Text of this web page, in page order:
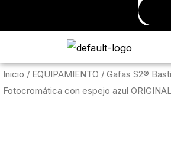
Inicio / EQUIPAMIENTO / Gafas S2®
Fotocromática con espejo azul